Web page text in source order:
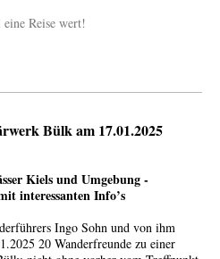
Reise wert!
Bülk am 17.01.2025
Kiels und Umgebung -
interessanten Info’s
Ingo Sohn und von ihm
20 Wanderfreunde zu einer